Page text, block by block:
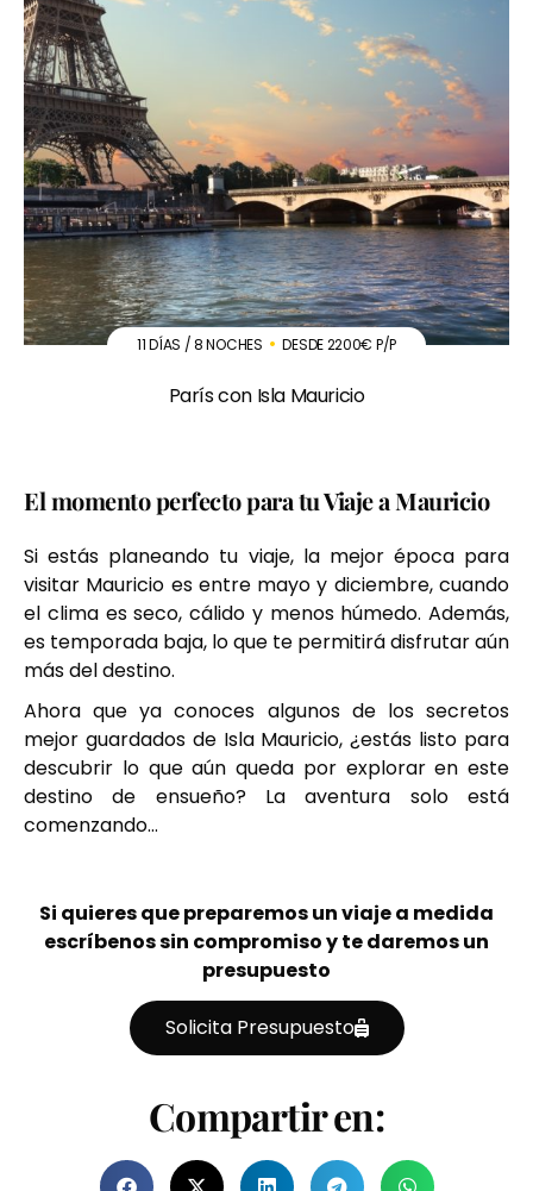
11 DÍAS / 8 NOCHES DESDE 2200€ P/P
París con Isla Mauricio
El momento perfecto para tu Viaje a Mauricio
Si estás planeando tu viaje, la mejor época para
visitar Mauricio es entre mayo y diciembre, cuando
el clima es seco, cálido y menos húmedo. Además,
es temporada baja, lo que te permitirá disfrutar aún
más del destino.
Ahora que ya conoces algunos de los secretos
mejor guardados de Isla Mauricio, ¿estás listo para
descubrir lo que aún queda por explorar en este
destino de ensueño? La aventura solo está
comenzando…
Si quieres que preparemos un viaje a medida
escríbenos sin compromiso y te daremos un
presupuesto
Solicita Presupuesto
Compartir en: